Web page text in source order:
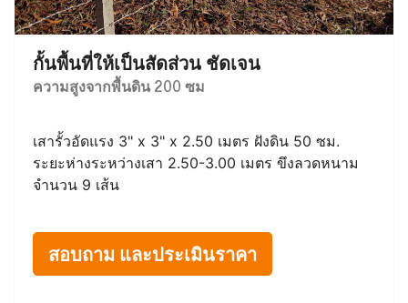
กั้นพื้นที่ให้เป็นสัดส่วน ชัดเจน
ความสูงจากพื้นดิน 200 ซม
เสารั้วอัดแรง 3" x 3" x 2.50 เมตร ฝังดิน 50 ซม.
ระยะห่างระหว่างเสา 2.50-3.00 เมตร ขึงลวดหนาม
จำนวน 9 เส้น
สอบถาม และประเมินราคา